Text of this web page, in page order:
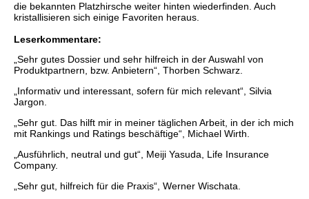
die bekannten Platzhirsche weiter hinten wiederfinden. Auch
kristallisieren sich einige Favoriten heraus.
Leserkommentare:
„Sehr gutes Dossier und sehr hilfreich in der Auswahl von
Produktpartnern, bzw. Anbietern“, Thorben Schwarz.
„Informativ und interessant, sofern für mich relevant“, Silvia
Jargon.
„Sehr gut. Das hilft mir in meiner täglichen Arbeit, in der ich mich
mit Rankings und Ratings beschäftige“, Michael Wirth.
„Ausführlich, neutral und gut“, Meiji Yasuda, Life Insurance
Company.
„Sehr gut, hilfreich für die Praxis“, Werner Wischata.